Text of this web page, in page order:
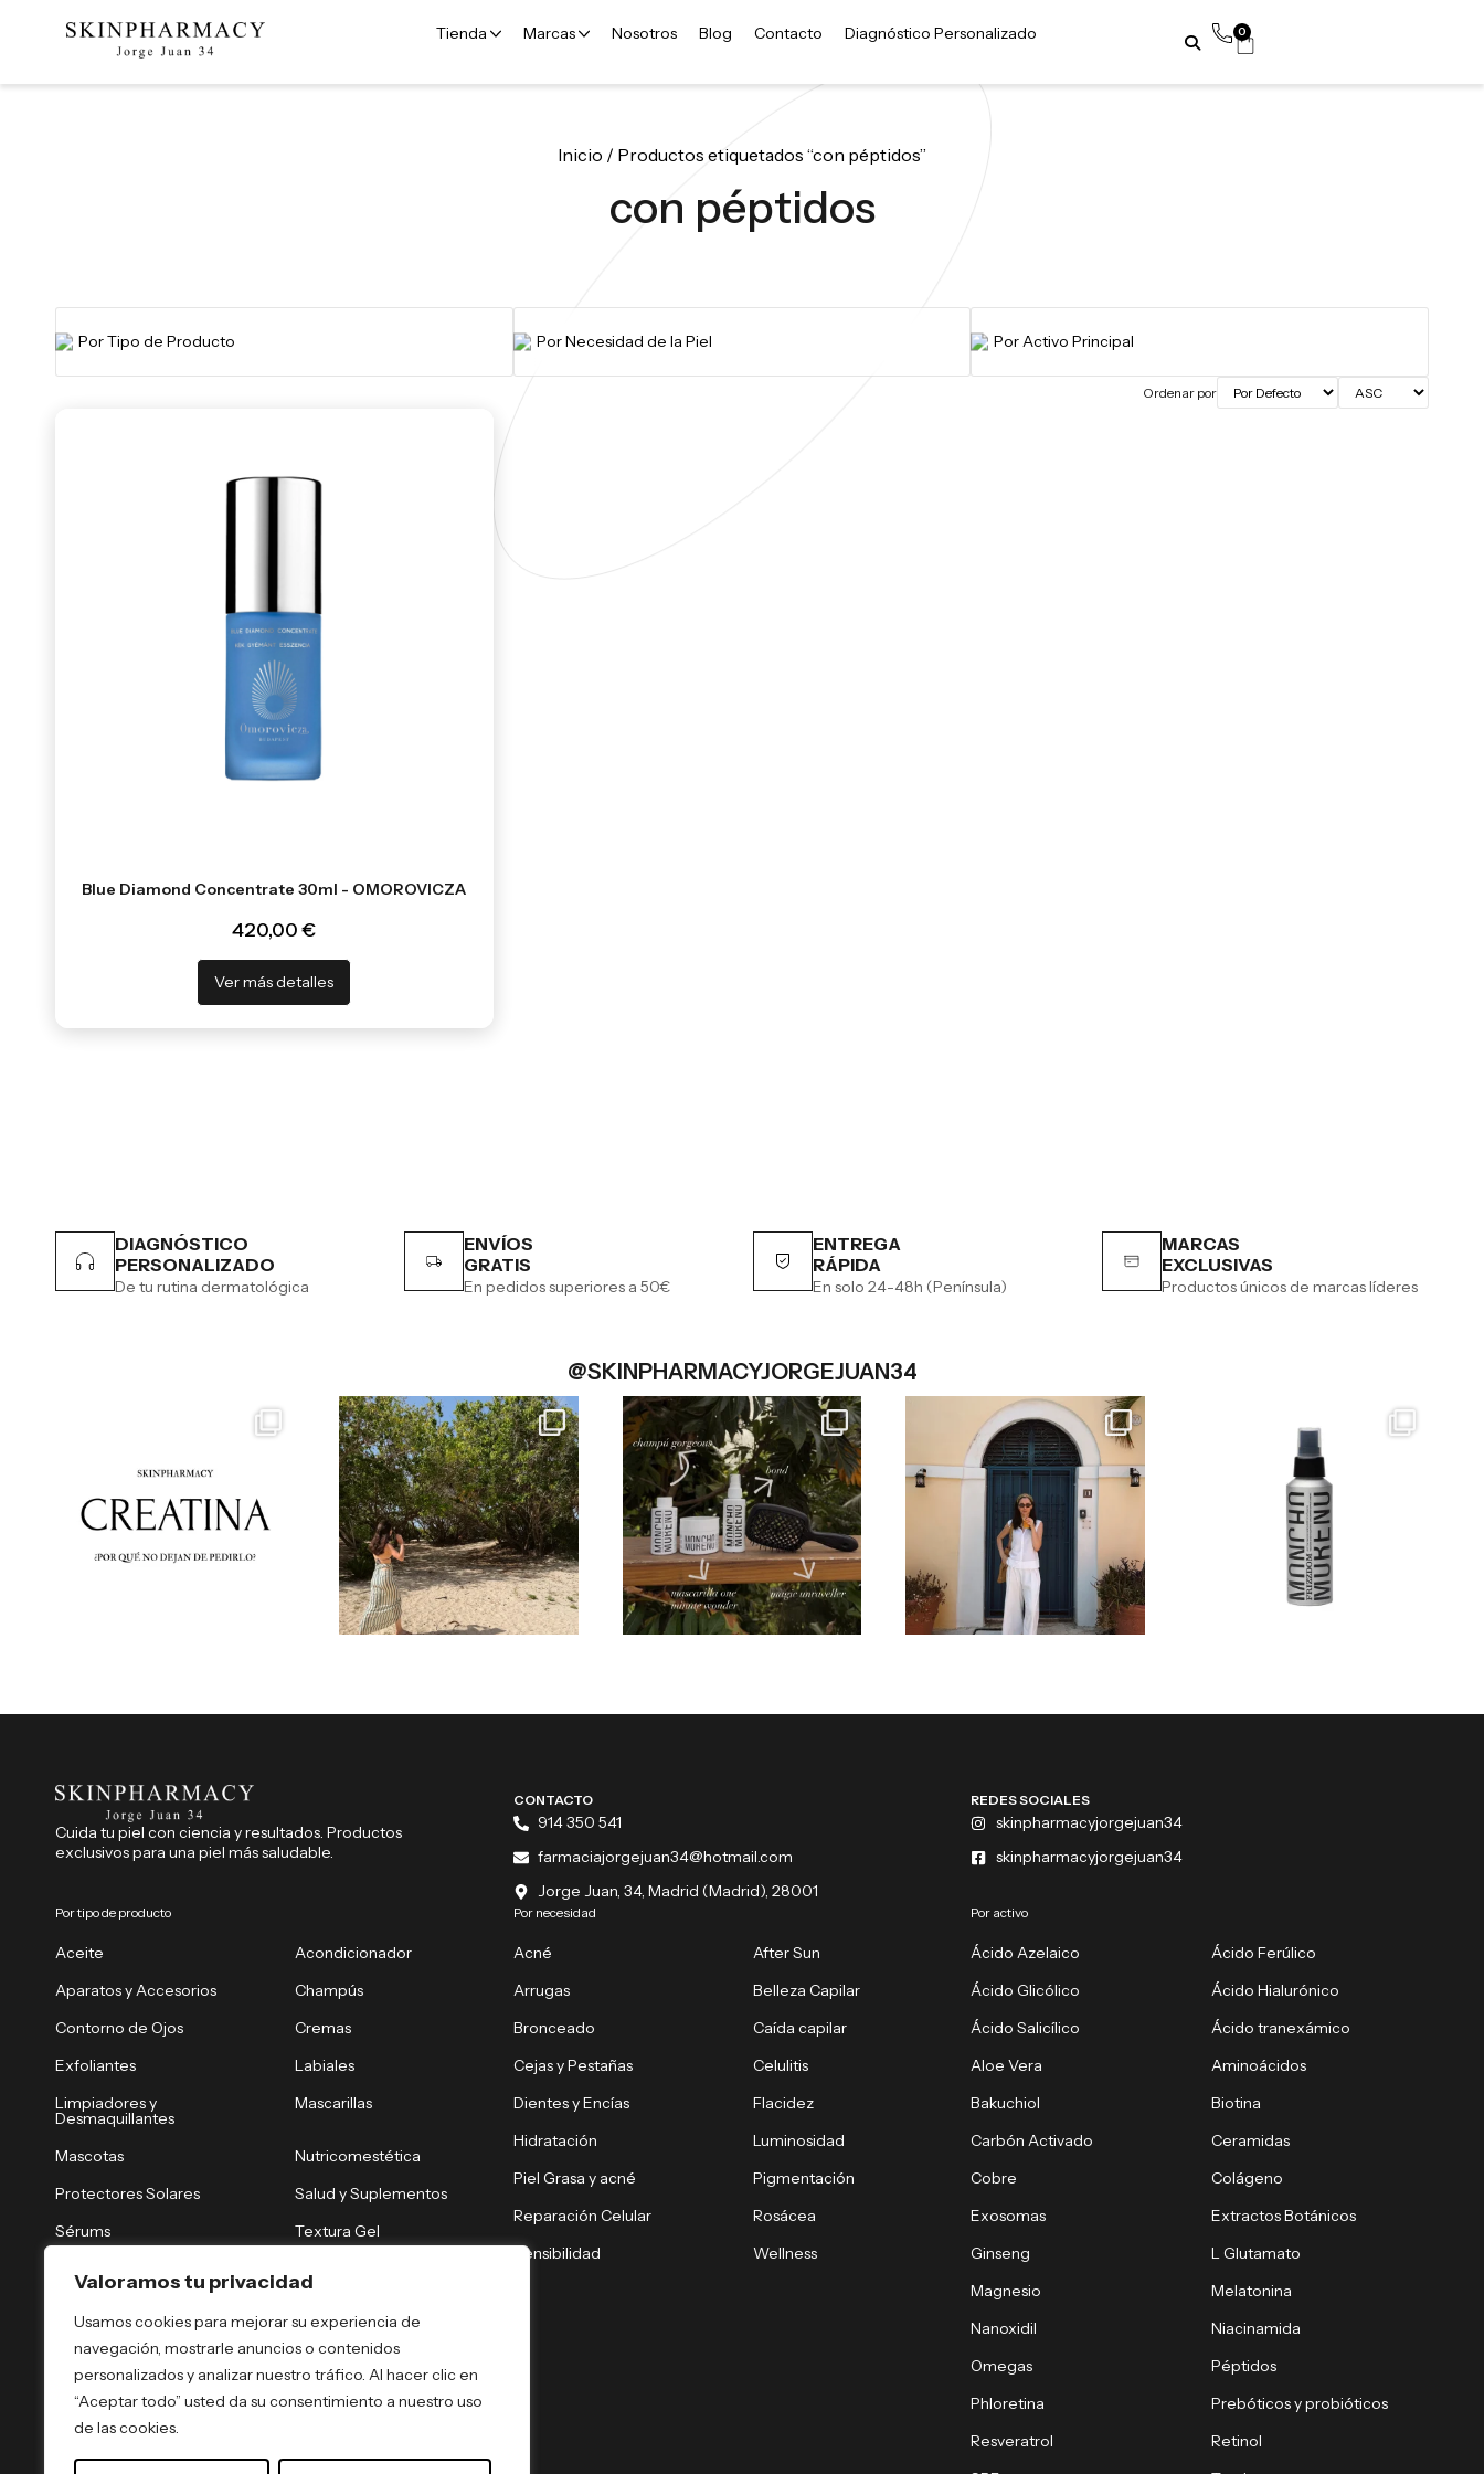
Valoramos tu privacidad
Usamos cookies para mejorar su experiencia de
navegación, mostrarle anuncios o contenidos
personalizados y analizar nuestro tráfico. Al hacer clic en
“Aceptar todo” usted da su consentimiento a nuestro uso
de las cookies.
Tienda Marcas Nosotros Blog Contacto Diagnóstico Personalizado 0
Inicio / Productos etiquetados “con péptidos”
con péptidos
Ordenar por
Blue Diamond Concentrate 30ml - OMOROVICZA
420,00 €
Ver más detalles
DIAGNÓSTICO
PERSONALIZADO
De tu rutina dermatológica
ENVÍOS
GRATIS
En pedidos superiores a 50€
ENTREGA
RÁPIDA
En solo 24-48h (Península)
MARCAS
EXCLUSIVAS
Productos únicos de marcas líderes
@SKINPHARMACYJORGEJUAN34
Cuida tu piel con ciencia y resultados. Productos
exclusivos para una piel más saludable.
CONTACTO
914 350 541
farmaciajorgejuan34@hotmail.com
Jorge Juan, 34, Madrid (Madrid), 28001
REDES SOCIALES
skinpharmacyjorgejuan34
skinpharmacyjorgejuan34
Por tipo de producto
Aceite
Acondicionador
Aparatos y Accesorios
Champús
Contorno de Ojos
Cremas
Exfoliantes
Labiales
Limpiadores y
Desmaquillantes
Mascarillas
Mascotas
Nutricomestética
Protectores Solares
Salud y Suplementos
Sérums
Textura Gel
Por necesidad
Acné
After Sun
Arrugas
Belleza Capilar
Bronceado
Caída capilar
Cejas y Pestañas
Celulitis
Dientes y Encías
Flacidez
Hidratación
Luminosidad
Piel Grasa y acné
Pigmentación
Reparación Celular
Rosácea
Sensibilidad
Wellness
Por activo
Ácido Azelaico
Ácido Ferúlico
Ácido Glicólico
Ácido Hialurónico
Ácido Salicílico
Ácido tranexámico
Aloe Vera
Aminoácidos
Bakuchiol
Biotina
Carbón Activado
Ceramidas
Cobre
Colágeno
Exosomas
Extractos Botánicos
Ginseng
L Glutamato
Magnesio
Melatonina
Nanoxidil
Niacinamida
Omegas
Péptidos
Phloretina
Prebóticos y probióticos
Resveratrol
Retinol